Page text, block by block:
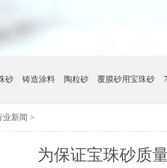
砂 铸造涂料 陶粒砂 覆膜砂用宝珠砂
业新闻 >
为保证宝珠砂质